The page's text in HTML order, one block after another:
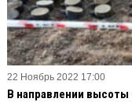
22 Ноябрь 2022 17:00
В направлении